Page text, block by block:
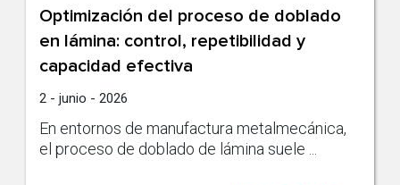
Optimización del proceso de doblado
en lámina: control, repetibilidad y
capacidad efectiva
2 - junio - 2026
En entornos de manufactura metalmecánica,
el proceso de doblado de lámina suele ...